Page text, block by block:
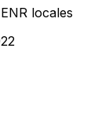
locales